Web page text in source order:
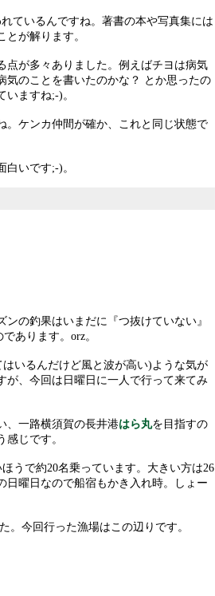
ているんですね。著書の本や写真集には
が解ります。
点が多々ありました。例えばチヨは病気
気のことを書いたのかな？ とか思ったの
ますね;-)。
。ケンカ仲間が確か、これと同じ状態で
いです;-)。
の釣果はいまだに『つ抜けていない』
あります。orz。
いるんだけど風と波が高い)ような気が
が、今回は日曜日に一人で行って来てみ
、一路横須賀の長井港はら丸を目指すの
じです。
うで約20名乗っています。大きい方は26
曜日なので船宿もかき入れ時。しょー
。今回行った漁場はこの辺りです。